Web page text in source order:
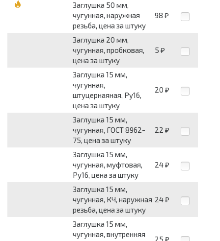
Заглушка 50 мм,
чугунная, наружная
резьба, цена за штуку
98 ₽
Заглушка 20 мм,
чугунная, пробковая,
цена за штуку
5 ₽
Заглушка 15 мм,
чугунная,
штуцернаяная, Ру16,
цена за штуку
20 ₽
Заглушка 15 мм,
чугунная, ГОСТ 8962-
75, цена за штуку
22 ₽
Заглушка 15 мм,
чугунная, муфтовая,
Ру16, цена за штуку
24 ₽
Заглушка 15 мм,
чугунная, КЧ, наружная
резьба, цена за штуку
24 ₽
Заглушка 15 мм,
чугунная, внутренняя
25 ₽